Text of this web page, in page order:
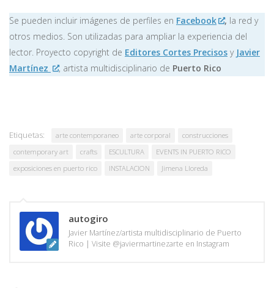
Se pueden incluir imágenes de perfiles en Facebook , la red y
otros medios. Son utilizadas para ampliar la experiencia del
lector. Proyecto copyright de Editores Cortes Precisos y Javier
Martínez
, artista multidisciplinario de Puerto Rico
Etiquetas: arte contemporaneo arte corporal
construcciones
contemporary art
crafts ESCULTURA
EVENTS IN PUERTO RICO
exposiciones en puerto rico
INSTALACION Jimena Lloreda
autogiro
Javier Martínez/artista multidisciplinario de Puerto
Rico | Visite @javiermartinezarte en Instagram